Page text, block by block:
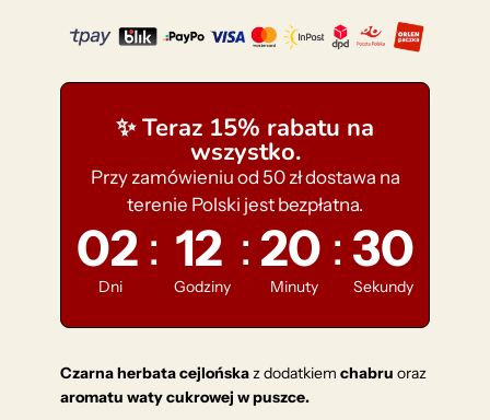
✨ Teraz 15% rabatu na
wszystko.
Przy zamówieniu od 50 zł dostawa na
terenie Polski jest bezpłatna.
02 : 12 : 20 : 30
Dni Godziny Minuty Sekundy
Czarna herbata cejlońska z dodatkiem chabru oraz
aromatu waty cukrowej w puszce.